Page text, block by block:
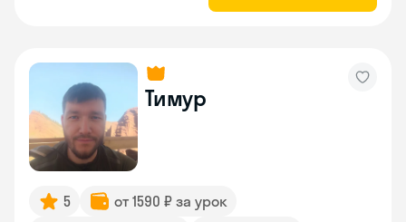
Тимур
5
от 1590 ₽ за урок